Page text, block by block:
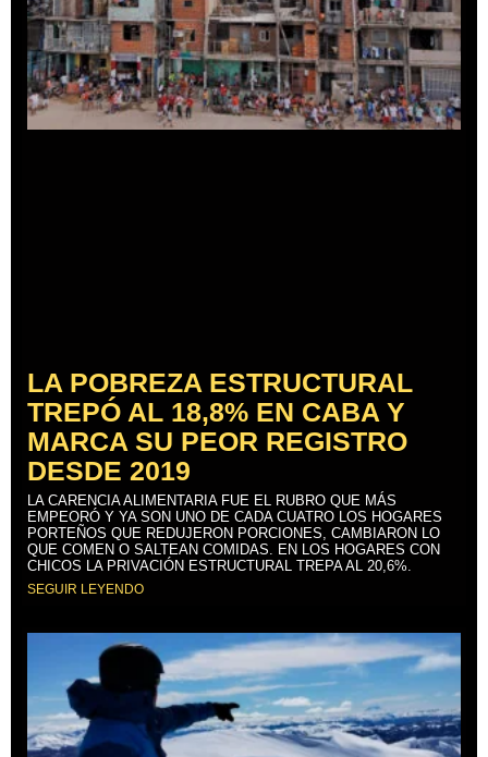
LA POBREZA ESTRUCTURAL
TREPÓ AL 18,8% EN CABA Y
MARCA SU PEOR REGISTRO
DESDE 2019
LA CARENCIA ALIMENTARIA FUE EL RUBRO QUE MÁS
EMPEORÓ Y YA SON UNO DE CADA CUATRO LOS HOGARES
PORTEÑOS QUE REDUJERON PORCIONES, CAMBIARON LO
QUE COMEN O SALTEAN COMIDAS. EN LOS HOGARES CON
CHICOS LA PRIVACIÓN ESTRUCTURAL TREPA AL 20,6%.
SEGUIR LEYENDO